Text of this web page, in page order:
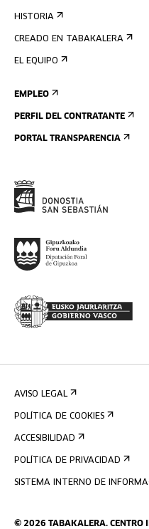
HISTORIA
CREADO EN TABAKALERA
EL EQUIPO
EMPLEO
PERFIL DEL CONTRATANTE
PORTAL TRANSPARENCIA
© 2026 TABAKALERA. CENTRO
AVISO LEGAL
POLÍTICA DE COOKIES
ACCESIBILIDAD
POLÍTICA DE PRIVACIDAD
SISTEMA INTERNO DE